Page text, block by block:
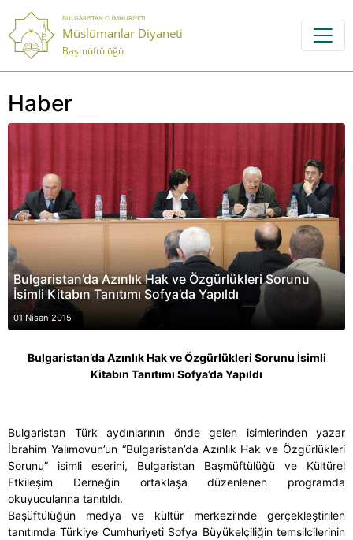
BULGARISTAN CUMHURIYETI
Müslümanlar Diyaneti
Başmüftülüğü
Haber
Bulgaristan’da Azınlık Hak ve Özgürlükleri Sorunu
İsimli Kitabın Tanıtımı Sofya’da Yapıldı
01 Nisan 2015
Bulgaristan’daAzınlıkHakveÖzgürlükleri Sorunu İsimli
Kitabın Tanıtımı Sofya’daYapıldı
Bulgaristan Türk aydınlarının önde gelen isimlerinden yazar
İbrahim Yalımovun’un “Bulgaristan’da Azınlık Hak ve Özgürlükleri
Sorunu” isimli eserini, Bulgaristan Başmüftülüğü ve Kültürel
Etkileşim Derneğin ortaklaşa düzenlenen programda
okuyucularına tanıtıldı.
Başüftülüğün medya ve kültür merkezi’nde gerçekleştirilen
tanıtımda Türkiye Cumhuriyeti Sofya Büyükelçiliğin temsilcilerinin